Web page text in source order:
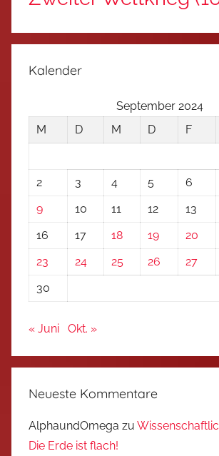
Kalender
September 2024
M
D M D F
2
3 4 5 6
9
10 11 12 13
16
17 18 19 20
23
24 25 26 27
30
« Juni Okt. »
Neueste Kommentare
AlphaundOmega zu
Die Erde ist flach!